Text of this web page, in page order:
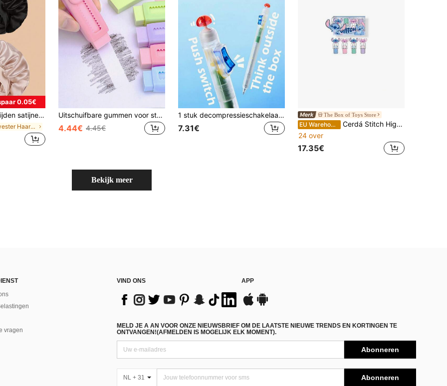
0.05€
voor de hele nacht, haarverzorging, douchen, zachte pasvorm op de hoofdhuid, voor haar
in Polyester Haarhanddoeken
Uitschuifbare gummen voor studenten, residu-vrij reinigen, goede flexibiliteit. Geschikt voor leren, tekenen, terug naar school
4.44€ 4.45€
1 stuk decompressieschakelaarpen, voor examenvoorbereiding - fidget clicker gelpen 0,5 mm soepel schrijven, anti-angst leermiddel, terug naar school
7.31€
The Box of Toys Store
EU Warehouse
Cerdá Stitch Highlighters One Size 24/48h Levering naar Spanje (Schiereiland) - Kantoorartikelen - - Ref. 2700001748, Terug naar School
24 over
17.35€
Bekijk meer
vragen
VIND ONS APP
MELD JE A AN VOOR ONZE NIEUWSBRIEF OM DE LAATSTE NIEUWE TRENDS EN KORTINGEN TE
ONTVANGEN!(AFMELDEN IS MOGELIJK ELK MOMENT).
Abonneren
NL + 31 Abonneren